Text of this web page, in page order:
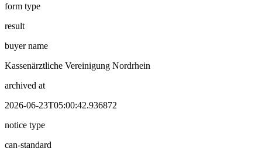
form type
result
buyer name
Kassenärztliche Vereinigung Nordrhein
archived at
2026-06-23T05:00:42.936872
notice type
can-standard